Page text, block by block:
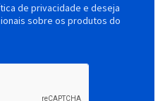
de privacidade e deseja
sobre os produtos do